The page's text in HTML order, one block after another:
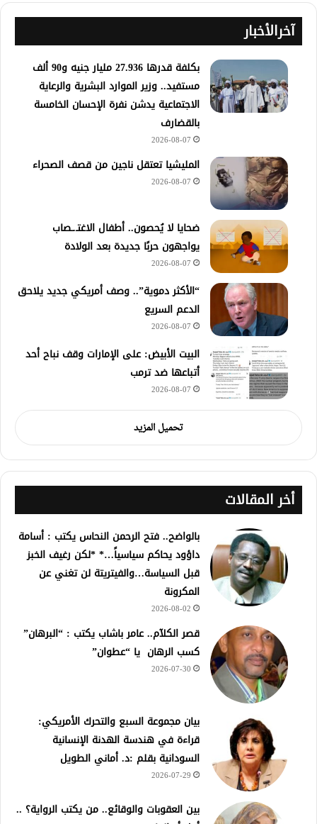
آخرالأخبار
​بكلفة قدرها 27.936 مليار جنيه و90 ألف
مستفيد.. وزير الموارد البشرية والرعاية
الاجتماعية يدشن نفرة الإحسان الخامسة
بالقضارف
2026-08-07
المليشيا تعتقل ناجين من قصف الصحراء
2026-08-07
ضحايا لا يُحصون.. أطفال الاغتـ.ـصاب
يواجهون حربًا جديدة بعد الولادة
2026-08-07
“الأكثر دموية”.. وصف أمريكي جديد يلاحق
الدعم السريع
2026-08-07
‏البيت الأبيض: على ⁧‫الإمارات‬⁩ وقف نباح أحد
أتباعها ضد ترمب
2026-08-07
تحميل المزيد
أخر المقالات
بالواضح.. فتح الرحمن النحاس يكتب : أسامة
داؤود يحاكم سياسياً…* *لكن رغيف الخبز
قبل السياسة…والفيتريتة لن تغني عن
المكرونة
2026-08-02
قصر الكلآم.. عامر باشاب يكتب : “البرهان”
كسب الرهان يا “عطوان”
2026-07-30
بيان مجموعة السبع والتحرك الأمريكي:
قراءة في هندسة الهدنة الإنسانية
السودانية بقلم :د. أماني الطويل
2026-07-29
بين العقوبات والوقائع.. من يكتب الرواية؟ ..